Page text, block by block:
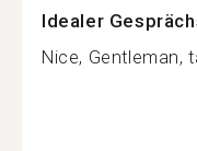
Idealer
Nice, Gentleman,